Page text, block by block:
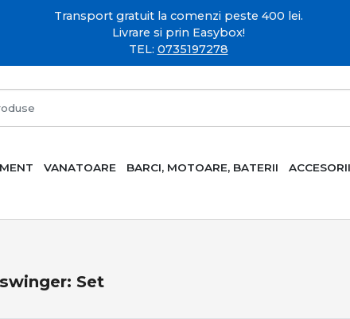
Transport gratuit la comenzi peste 400 lei.
Livrare si prin Easybox!
TEL: 0735197278
VANATOARE BARCI, MOTOARE, BATERII ACCESORII
Set